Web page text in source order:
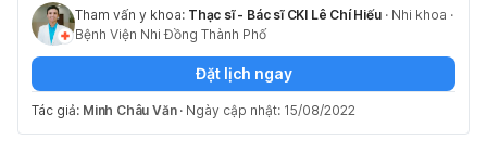
Tham vấn y khoa: Thạc sĩ - Bác sĩ CKI Lê Chí Hiếu · Nhi khoa ·
Bệnh Viện Nhi Đồng Thành Phố
Đặt lịch ngay
Tác giả: Minh Châu Văn · Ngày cập nhật: 15/08/2022